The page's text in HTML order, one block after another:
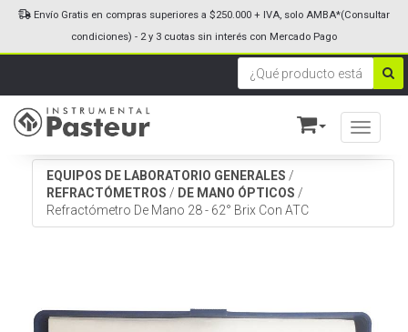
Toggle
Envío Gratis en compras superiores a $250.000 + IVA, solo AMBA*(Consultar
condiciones) - 2 y 3 cuotas sin interés con Mercado Pago
EQUIPOS DE LABORATORIO GENERALES /
REFRACTÓMETROS / DE MANO ÓPTICOS /
Refractómetro De Mano 28 - 62° Brix Con ATC